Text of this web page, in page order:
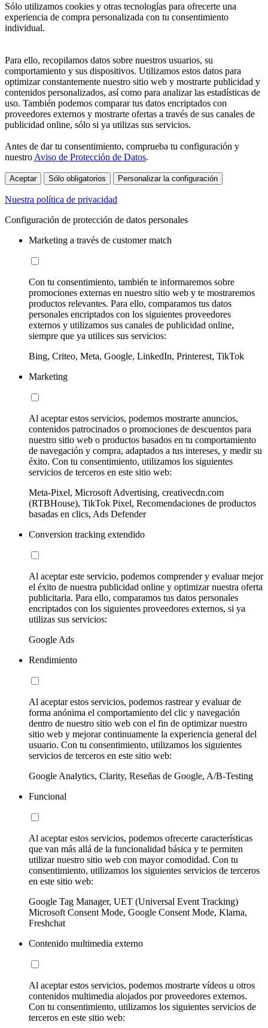
Sólo utilizamos cookies y otras tecnologías para ofrecerte una
experiencia de compra personalizada con tu consentimiento
individual.
Para ello, recopilamos datos sobre nuestros usuarios, su
comportamiento y sus dispositivos. Utilizamos estos datos para
optimizar constantemente nuestro sitio web y mostrarte publicidad y
contenidos personalizados, así como para analizar las estadísticas de
uso. También podemos comparar tus datos encriptados con
proveedores externos y mostrarte ofertas a través de sus canales de
publicidad online, sólo si ya utilizas sus servicios.
Antes de dar tu consentimiento, comprueba tu configuración y
nuestro Aviso de Protección de Datos.
Aceptar Sólo obligatorios Personalizar la configuración
Nuestra política de privacidad
Configuración de protección de datos personales
Marketing a través de customer match
Con tu consentimiento, también te informaremos sobre
promociones externas en nuestro sitio web y te mostraremos
productos relevantes. Para ello, comparamos tus datos
personales encriptados con los siguientes proveedores
externos y utilizamos sus canales de publicidad online,
siempre que ya utilices sus servicios:
Bing, Criteo, Meta, Google, LinkedIn, Printerest, TikTok
Marketing
Al aceptar estos servicios, podemos mostrarte anuncios,
contenidos patrocinados o promociones de descuentos para
nuestro sitio web o productos basados en tu comportamiento
de navegación y compra, adaptados a tus intereses, y medir su
éxito. Con tu consentimiento, utilizamos los siguientes
servicios de terceros en este sitio web:
Meta-Pixel, Microsoft Advertising, creativecdn.com
(RTBHouse), TikTok Pixel, Recomendaciones de productos
basadas en clics, Ads Defender
Conversion tracking extendido
Al aceptar este servicio, podemos comprender y evaluar mejor
el éxito de nuestra publicidad online y optimizar nuestra oferta
publicitaria. Para ello, comparamos tus datos personales
encriptados con los siguientes proveedores externos, si ya
utilizas sus servicios:
Google Ads
Rendimiento
Al aceptar estos servicios, podemos rastrear y evaluar de
forma anónima el comportamiento del clic y navegación
dentro de nuestro sitio web con el fin de optimizar nuestro
sitio web y mejorar continuamente la experiencia general del
usuario. Con tu consentimiento, utilizamos los siguientes
servicios de terceros en este sitio web:
Google Analytics, Clarity, Reseñas de Google, A/B-Testing
Funcional
Al aceptar estos servicios, podemos ofrecerte características
que van más allá de la funcionalidad básica y te permiten
utilizar nuestro sitio web con mayor comodidad. Con tu
consentimiento, utilizamos los siguientes servicios de terceros
en este sitio web:
Google Tag Manager, UET (Universal Event Tracking)
Microsoft Consent Mode, Google Consent Mode, Klarna,
Freshchat
Contenido multimedia externo
Al aceptar estos servicios, podemos mostrarte vídeos u otros
contenidos multimedia alojados por proveedores externos.
Con tu consentimiento, utilizamos los siguientes servicios de
terceros en este sitio web: